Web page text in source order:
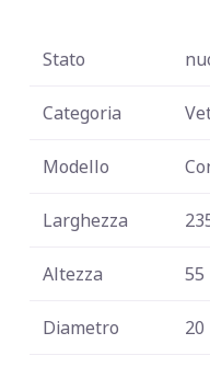
Stato
Categoria
Modello
Larghezza
Altezza 55
Diametro 20